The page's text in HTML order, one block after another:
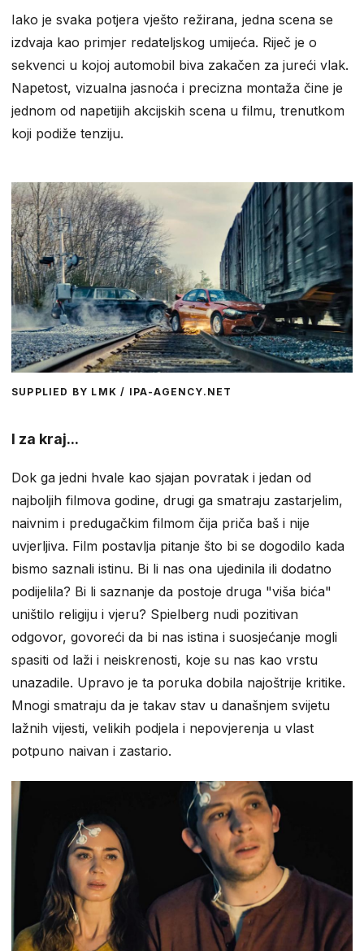
Iako je svaka potjera vješto režirana, jedna scena se
izdvaja kao primjer redateljskog umijeća. Riječ je o
sekvenci u kojoj automobil biva zakačen za jureći vlak.
Napetost, vizualna jasnoća i precizna montaža čine je
jednom od napetijih akcijskih scena u filmu, trenutkom
koji podiže tenziju.
SUPPLIED BY LMK / IPA-AGENCY.NET
I za kraj...
Dok ga jedni hvale kao sjajan povratak i jedan od
najboljih filmova godine, drugi ga smatraju zastarjelim,
naivnim i predugačkim filmom čija priča baš i nije
uvjerljiva. Film postavlja pitanje što bi se dogodilo kada
bismo saznali istinu. Bi li nas ona ujedinila ili dodatno
podijelila? Bi li saznanje da postoje druga "viša bića"
uništilo religiju i vjeru? Spielberg nudi pozitivan
odgovor, govoreći da bi nas istina i suosjećanje mogli
spasiti od laži i neiskrenosti, koje su nas kao vrstu
unazadile. Upravo je ta poruka dobila najoštrije kritike.
Mnogi smatraju da je takav stav u današnjem svijetu
lažnih vijesti, velikih podjela i nepovjerenja u vlast
potpuno naivan i zastario.